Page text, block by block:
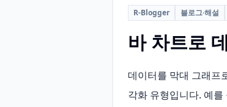
R-Blogger 블로그·해설
바 차트로
데이터를 막대 그래프
각화 유형입니다. 예